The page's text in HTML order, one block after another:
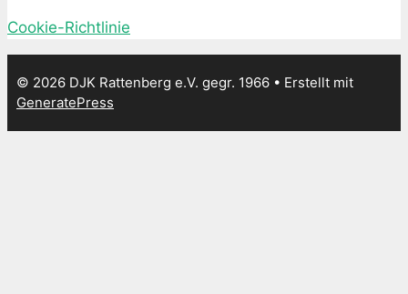
Cookie-Richtlinie
© 2026 DJK Rattenberg e.V. gegr. 1966 • Erstellt mit
GeneratePress